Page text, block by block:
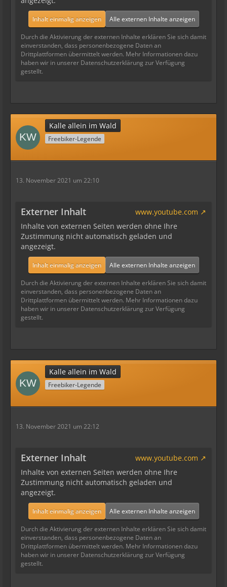
Inhalt einmalig anzeigen Alle externen Inhalte anzeigen
Durch die Aktivierung der externen Inhalte erklären Sie sich damit
einverstanden, dass personenbezogene Daten an
Drittplattformen übermittelt werden. Mehr Informationen dazu
haben wir in unserer Datenschutzerklärung zur Verfügung
gestellt.
Kalle allein im Wald
Freebiker-Legende
13. November 2021 um 22:10
Externer Inhalt
www.youtube.com
Inhalte von externen Seiten werden ohne Ihre
Zustimmung nicht automatisch geladen und
angezeigt.
Inhalt einmalig anzeigen Alle externen Inhalte anzeigen
Durch die Aktivierung der externen Inhalte erklären Sie sich damit
einverstanden, dass personenbezogene Daten an
Drittplattformen übermittelt werden. Mehr Informationen dazu
haben wir in unserer Datenschutzerklärung zur Verfügung
gestellt.
Kalle allein im Wald
Freebiker-Legende
13. November 2021 um 22:12
Externer Inhalt
www.youtube.com
Inhalte von externen Seiten werden ohne Ihre
Zustimmung nicht automatisch geladen und
angezeigt.
Inhalt einmalig anzeigen Alle externen Inhalte anzeigen
Durch die Aktivierung der externen Inhalte erklären Sie sich damit
einverstanden, dass personenbezogene Daten an
Drittplattformen übermittelt werden. Mehr Informationen dazu
haben wir in unserer Datenschutzerklärung zur Verfügung
gestellt.